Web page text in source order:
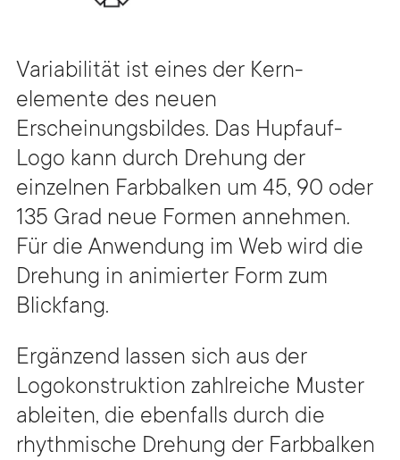
Variabilität ist eines der Kern­
elemente des neuen
Erscheinungsbildes. Das Hupfauf-
Logo kann durch Drehung der
einzelnen Farbbalken um 45, 90 oder
135 Grad neue Formen annehmen.
Für die Anwendung im Web wird die
Drehung in animierter Form zum
Blickfang.
Ergänzend lassen sich aus der
Logokonstruktion zahlreiche Muster
ableiten, die ebenfalls durch die
rhythmische Drehung der Farbbalken